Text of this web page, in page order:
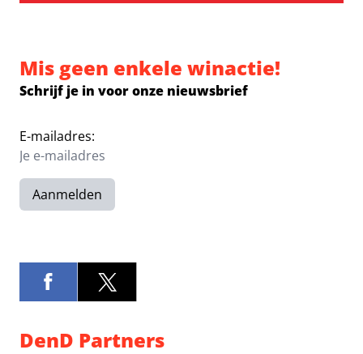
Mis geen enkele winactie!
Schrijf je in voor onze nieuwsbrief
E-mailadres:
Aanmelden
DenD Partners